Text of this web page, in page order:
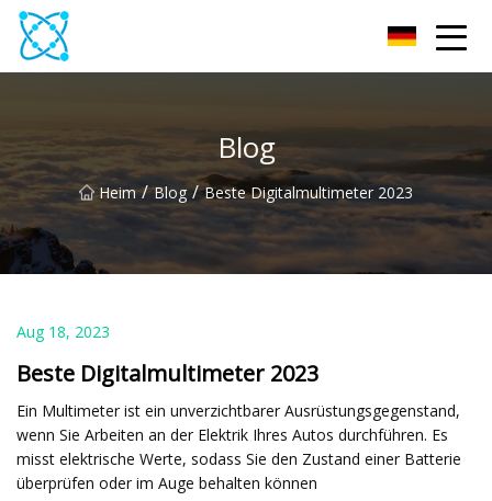
Blog
Heim / Blog / Beste Digitalmultimeter 2023
Aug 18, 2023
Beste Digitalmultimeter 2023
Ein Multimeter ist ein unverzichtbarer Ausrüstungsgegenstand,
wenn Sie Arbeiten an der Elektrik Ihres Autos durchführen. Es
misst elektrische Werte, sodass Sie den Zustand einer Batterie
überprüfen oder im Auge behalten können